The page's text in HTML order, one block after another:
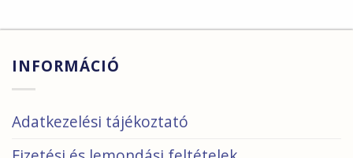
INFORMÁCIÓ
Adatkezelési tájékoztató